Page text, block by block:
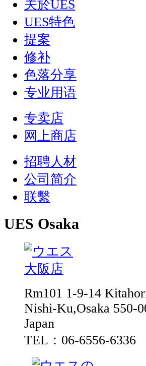
关於UES
UES特色
提案
修补
色落分享
专业用语
专卖店
网上商店
招聘人材
公司简介
联繫
UES Osaka
Rm101 1-9-14
Nishi-Ku,Osaka 550-
Japan
TEL：06-6556-6336